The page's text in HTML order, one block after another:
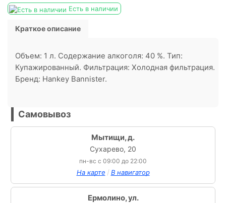
Есть в наличии
Краткое описание
Объем: 1 л. Содержание алкоголя: 40 %. Тип:
Купажированный. Фильтрация: Холодная фильтрация.
Бренд: Hankey Bannister.
Самовывоз
Мытищи, д.
Сухарево, 20
пн-вс с 09:00 до 22:00
На карте / В навигатор
Ермолино, ул.